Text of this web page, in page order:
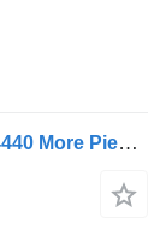
Essieu DAF Type 2235V Ratio 5,72 YA4440 More Pieces IN Stock pour camion